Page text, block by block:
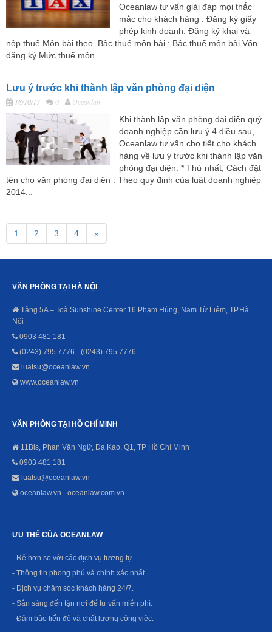
Oceanlaw tư vấn giải đáp mọi thắc
mắc cho khách hàng : Đăng ký giấy
phép kinh doanh. Đăng ký khai và
nộp thuế Môn bài theo. Bậc thuế môn bài : Bậc thuế môn bài Vốn
đăng ký Mức thuế môn...
Lưu ý trước khi thành lập văn phòng đại diện
18/10/17 - 0 -
Oceanlaw
Khi thành lập văn phòng đại diện quý
doanh nghiệp cần lưu ý 4 điều sau,
Oceanlaw tư vấn cho tiết cho khách
hàng về lưu ý trước khi thành lập văn
phòng đại diện. * Thứ nhất, Cách đặt
tên cho văn phòng đại diện : Theo quy định của luật doanh nghiệp
2014...
1 2 3 4 »
VĂN PHÒNG TẠI HÀ NỘI
Tầng 5A – Toà Sunshine Center 16 Phạm Hùng, Nam Từ Liêm, TP.Hà
Nội
0903 481 181
(0243) 795 7776 - (0243) 795 7776
luatsu@oceanlaw.vn
www.oceanlaw.vn
VĂN PHÒNG TẠI HỒ CHÍ MINH
11Bis, Phan Văn Ngữ, Đa Kao, Q1, TP Hồ Chí Minh
0903 481 181
luatsu@oceanlaw.vn
oceanlaw.vn - oceanlaw.com.vn
ƯU THẾ CỦA OCEANLAW
- Rẻ hơn so với các dịch vụ tương tự
- Thông tin phong phú và chính xác nhất.
- Dịch vụ chăm sóc khách hàng 24/7.
- Sẵn sàng đến tận nơi để tư vấn miễn phí.
- Đảm bảo tiến độ và chất lượng công việc.